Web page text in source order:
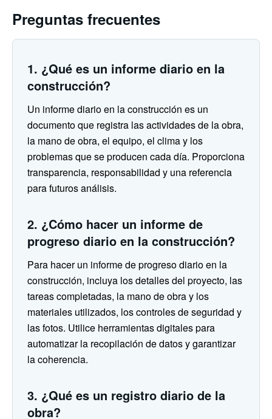
Preguntas frecuentes
1. ¿Qué es un informe diario en la
construcción?
Un informe diario en la construcción es un
documento que registra las actividades de la obra,
la mano de obra, el equipo, el clima y los
problemas que se producen cada día. Proporciona
transparencia, responsabilidad y una referencia
para futuros análisis.
2. ¿Cómo hacer un informe de
progreso diario en la construcción?
Para hacer un informe de progreso diario en la
construcción, incluya los detalles del proyecto, las
tareas completadas, la mano de obra y los
materiales utilizados, los controles de seguridad y
las fotos. Utilice herramientas digitales para
automatizar la recopilación de datos y garantizar
la coherencia.
3. ¿Qué es un registro diario de la
obra?